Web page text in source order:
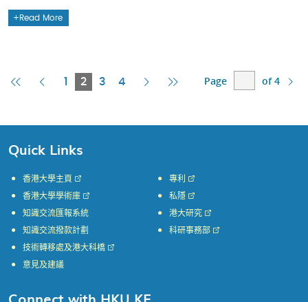
Read More
FirstPrevious
1 2Current
3 4
Next Last
Page of 4
Quick Links
香港大學主頁
香港大學學術庫
知識交流匯報系統
知識交流撥款計劃
專利
私隱
港大研究
科研事務部
技術轉移處及港大科橋
意見及建議